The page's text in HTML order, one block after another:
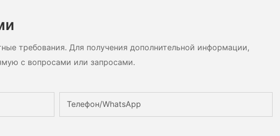
требования. Для получения дополнительной информации,
с вопросами или запросами.
Телефон/WhatsApp